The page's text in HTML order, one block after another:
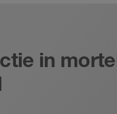
in